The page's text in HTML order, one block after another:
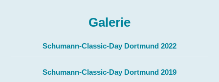
Galerie
Schumann-Classic-Day Dortmund 2022
Schumann-Classic-Day Dortmund 2019